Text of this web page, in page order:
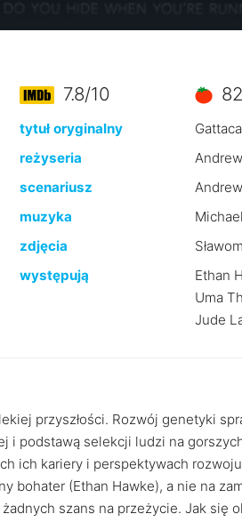
7.8/10
tytuł oryginalny
Gattaca
reżyseria
scenariusz
muzyka
zdjęcia
występują
Ethan
Uma
Jude
przyszłości. Rozwój genetyki
i podstawą selekcji ludzi na
ich kariery i perspektywach
bohater (Ethan Hawke), a nie na
szans na przeżycie. Jak się